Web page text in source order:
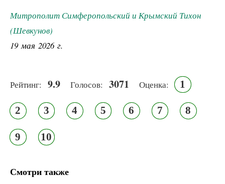
Митрополит Симферопольский и Крымский Тихон
(Шевкунов)
19 мая 2026 г.
Рейтинг: 9.9 Голосов: 3071 Оценка: 1
2 3 4 5 6 7 8
9 10
Смотри также